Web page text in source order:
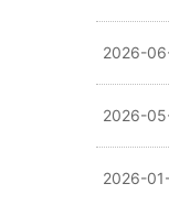
2026-
2026-
2026-